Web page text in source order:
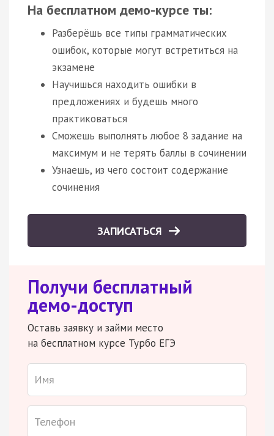
На бесплатном демо-курсе ты:
Разберёшь все типы грамматических
ошибок, которые могут встретиться на
экзамене
Научишься находить ошибки в
предложениях и будешь много
практиковаться
Сможешь выполнять любое 8 задание на
максимум и не терять баллы в сочинении
Узнаешь, из чего состоит содержание
сочинения
ЗАПИСАТЬСЯ
Получи бесплатный
демо-доступ
Оставь заявку и займи место
на бесплатном курсе Турбо ЕГЭ